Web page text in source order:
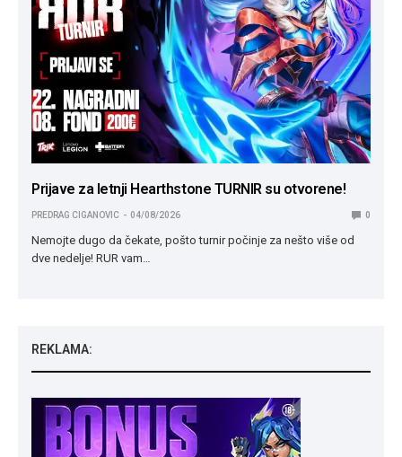
Prijave za letnji Hearthstone TURNIR su otvorene!
PREDRAG CIGANOVIC 04/08/2026 0
Nemojte dugo da čekate, pošto turnir počinje za nešto više od
dve nedelje! RUR vam…
REKLAMA: